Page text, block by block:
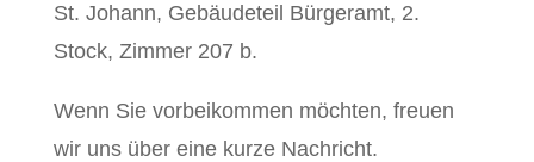
St. Johann, Gebäudeteil Bürgeramt, 2.
Stock, Zimmer 207 b.
Wenn Sie vorbeikommen möchten, freuen
wir uns über eine kurze Nachricht.